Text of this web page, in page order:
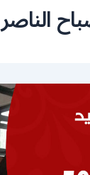
الناصر